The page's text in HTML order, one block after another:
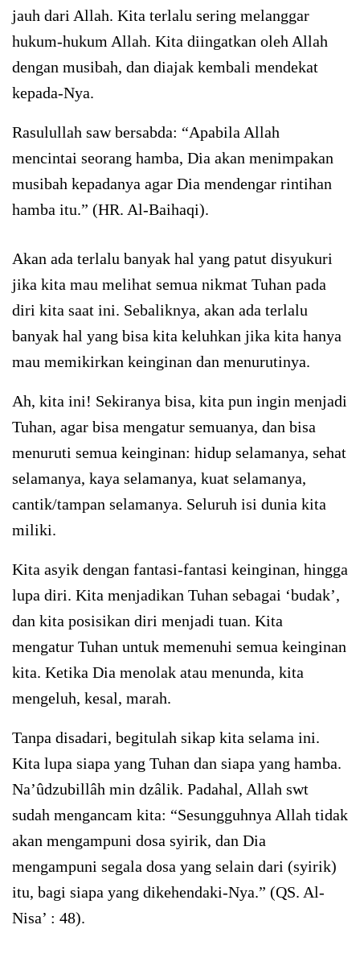
jauh dari Allah. Kita terlalu sering melanggar
hukum-hukum Allah. Kita diingatkan oleh Allah
dengan musibah, dan diajak kembali mendekat
kepada-Nya.
Rasulullah saw bersabda: “Apabila Allah
mencintai seorang hamba, Dia akan menimpakan
musibah kepadanya agar Dia mendengar rintihan
hamba itu.” (HR. Al-Baihaqi).
Akan ada terlalu banyak hal yang patut disyukuri
jika kita mau melihat semua nikmat Tuhan pada
diri kita saat ini. Sebaliknya, akan ada terlalu
banyak hal yang bisa kita keluhkan jika kita hanya
mau memikirkan keinginan dan menurutinya.
Ah, kita ini! Sekiranya bisa, kita pun ingin menjadi
Tuhan, agar bisa mengatur semuanya, dan bisa
menuruti semua keinginan: hidup selamanya, sehat
selamanya, kaya selamanya, kuat selamanya,
cantik/tampan selamanya. Seluruh isi dunia kita
miliki.
Kita asyik dengan fantasi-fantasi keinginan, hingga
lupa diri. Kita menjadikan Tuhan sebagai ‘budak’,
dan kita posisikan diri menjadi tuan. Kita
mengatur Tuhan untuk memenuhi semua keinginan
kita. Ketika Dia menolak atau menunda, kita
mengeluh, kesal, marah.
Tanpa disadari, begitulah sikap kita selama ini.
Kita lupa siapa yang Tuhan dan siapa yang hamba.
Na’ûdzubillâh min dzâlik. Padahal, Allah swt
sudah mengancam kita: “Sesungguhnya Allah tidak
akan mengampuni dosa syirik, dan Dia
mengampuni segala dosa yang selain dari (syirik)
itu, bagi siapa yang dikehendaki-Nya.” (QS. Al-
Nisa’ : 48).